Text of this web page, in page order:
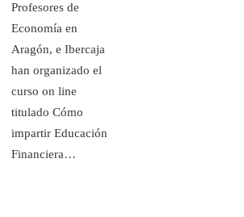
Profesores de
Economía en
Aragón, e Ibercaja
han organizado el
curso on line
titulado Cómo
impartir Educación
Financiera…